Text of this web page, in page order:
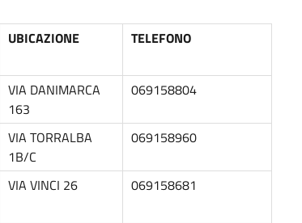
UBICAZIONE TELEFONO
VIA DANIMARCA
163
069158804
VIA TORRALBA
1B/C
069158960
VIA VINCI 26 069158681